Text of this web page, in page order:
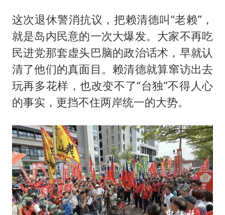
这次退休警消抗议，把赖清德叫“老赖”，
就是岛内民意的一次大爆发。大家不再吃
民进党那套虚头巴脑的政治话术，早就认
清了他们的真面目。赖清德就算窜访出去
玩再多花样，也改变不了“台独”不得人心
的事实，更挡不住两岸统一的大势。